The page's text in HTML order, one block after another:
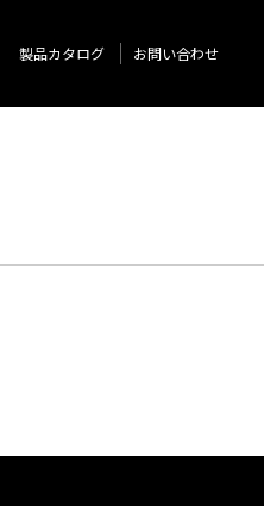
製品カタログ お問い合わせ